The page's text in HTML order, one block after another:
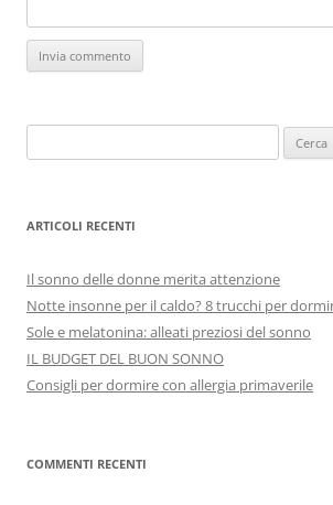
per:
ARTICOLI RECENTI
Il sonno delle donne merita attenzione
Notte insonne per il caldo? 8 trucchi per
Sole e melatonina: alleati preziosi del sonno
IL BUDGET DEL BUON SONNO
Consigli per dormire con allergia primaverile
COMMENTI RECENTI